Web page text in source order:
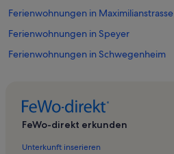
Ferienwohnungen in Maximilianstrasse
Ferienwohnungen in Speyer
Ferienwohnungen in Schwegenheim
Ferienwohnungen in Dudenhofen
FeWo-direkt erkunden
Unterkunft inserieren